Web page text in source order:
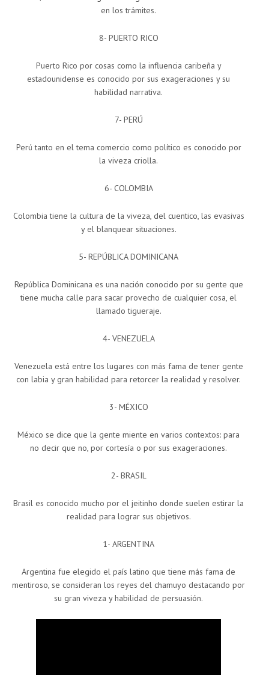
en los trámites.
8- PUERTO RICO
Puerto Rico por cosas como la influencia caribeña y
estadounidense es conocido por sus exageraciones y su
habilidad narrativa.
7- PERÚ
Perú tanto en el tema comercio como político es conocido por
la viveza criolla.
6- COLOMBIA
Colombia tiene la cultura de la viveza, del cuentico, las evasivas
y el blanquear situaciones.
5- REPÚBLICA DOMINICANA
República Dominicana es una nación conocido por su gente que
tiene mucha calle para sacar provecho de cualquier cosa, el
llamado tigueraje.
4- VENEZUELA
Venezuela está entre los lugares con más fama de tener gente
con labia y gran habilidad para retorcer la realidad y resolver.
3- MÉXICO
México se dice que la gente miente en varios contextos: para
no decir que no, por cortesía o por sus exageraciones.
2- BRASIL
Brasil es conocido mucho por el jeitinho donde suelen estirar la
realidad para lograr sus objetivos.
1- ARGENTINA
Argentina fue elegido el país latino que tiene más fama de
mentiroso, se consideran los reyes del chamuyo destacando por
su gran viveza y habilidad de persuasión.